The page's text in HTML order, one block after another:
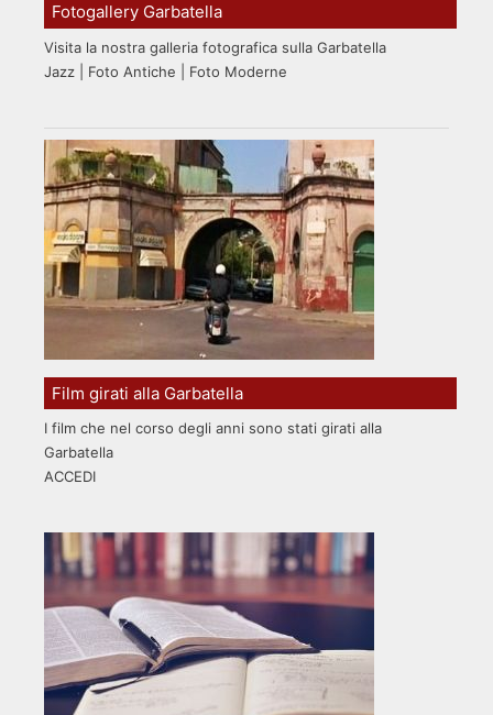
Fotogallery Garbatella
Visita la nostra galleria fotografica sulla Garbatella
Jazz | Foto Antiche | Foto Moderne
Film girati alla Garbatella
I film che nel corso degli anni sono stati girati alla
Garbatella
ACCEDI